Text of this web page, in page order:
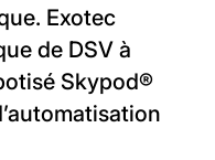
Exotec
de DSV à
Skypod®